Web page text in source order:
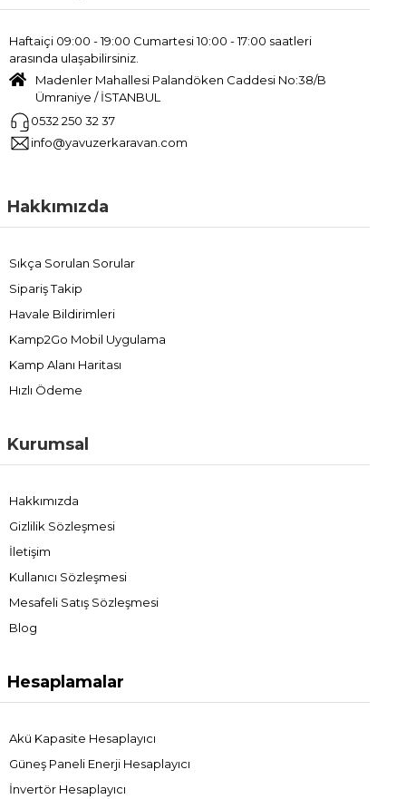
Haftaiçi 09:00 - 19:00 Cumartesi 10:00 - 17:00 saatleri
arasında ulaşabilirsiniz.
Madenler Mahallesi Palandöken Caddesi No:38/B
Ümraniye / İSTANBUL
0532 250 32 37
info@yavuzerkaravan.com
Hakkımızda
Sıkça Sorulan Sorular
Sipariş Takip
Havale Bildirimleri
Kamp2Go Mobil Uygulama
Kamp Alanı Haritası
Hızlı Ödeme
Kurumsal
Hakkımızda
Gizlilik Sözleşmesi
İletişim
Kullanıcı Sözleşmesi
Mesafeli Satış Sözleşmesi
Blog
Hesaplamalar
Akü Kapasite Hesaplayıcı
Güneş Paneli Enerji Hesaplayıcı
İnvertör Hesaplayıcı